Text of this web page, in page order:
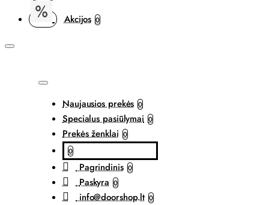
Akcijos 0
Naujausios prekės 0
Specialus pasiūlymai 0
Prekės ženklai 0
0
Pagrindinis 0
Paskyra 0
info@doorshop.lt 0